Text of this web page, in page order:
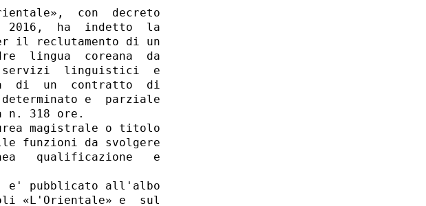
con  decreto
2016,  ha  indetto  la
il reclutamento di un
lingua  coreana  da
servizi  linguistici  e
di  un  contratto  di
e  parziale
n. 318 ore.
magistrale o titolo
funzioni da svolgere
qualificazione   e
e' pubblicato all'albo
«L'Orientale» e  sul